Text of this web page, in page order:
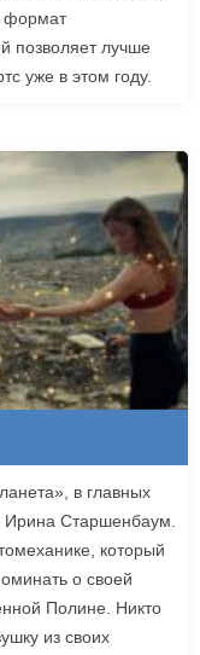
формат
позволяет лучше
уже в этом году.
в главных
Ирина Старшенбаум.
который
о своей
Полине. Никто
из своих